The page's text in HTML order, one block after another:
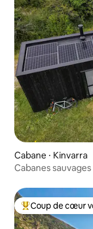
Cabane ⋅ Kinvarra
Cabanes
Coups de cœur
Coup de cœur